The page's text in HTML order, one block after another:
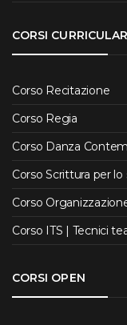
CORSI
Corso Recitazione
Corso Regia
Corso Danza
Corso Scrittura per
Corso
Corso ITS | Tecnici
CORSI OPEN